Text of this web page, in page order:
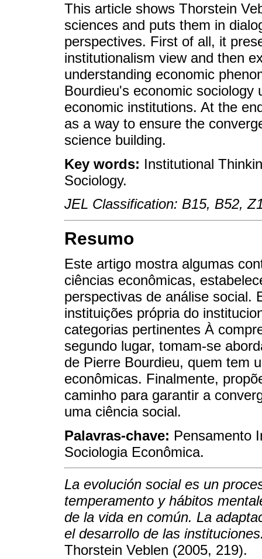
This article shows Thorstein
sciences and puts them in
perspectives. First of all, it
institutionalism view and then
understanding economic
Bourdieu's economic
economic institutions. At the
as a way to ensure the
science building.
Key words: Institutional
Sociology.
JEL Classification: B15, B52,
Resumo
Este artigo mostra algumas
ciências econômicas,
perspectivas de análise social.
instituições própria do
categorias pertinentes À
segundo lugar, tomam-se
de Pierre Bourdieu, quem tem
econômicas. Finalmente,
caminho para garantir a
uma ciência social.
Palavras-chave: Pensamento
Sociologia Econômica.
La evolución social es un
temperamento y hábitos
de la vida en común. La
el desarrollo de las
Thorstein Veblen (2005, 219).